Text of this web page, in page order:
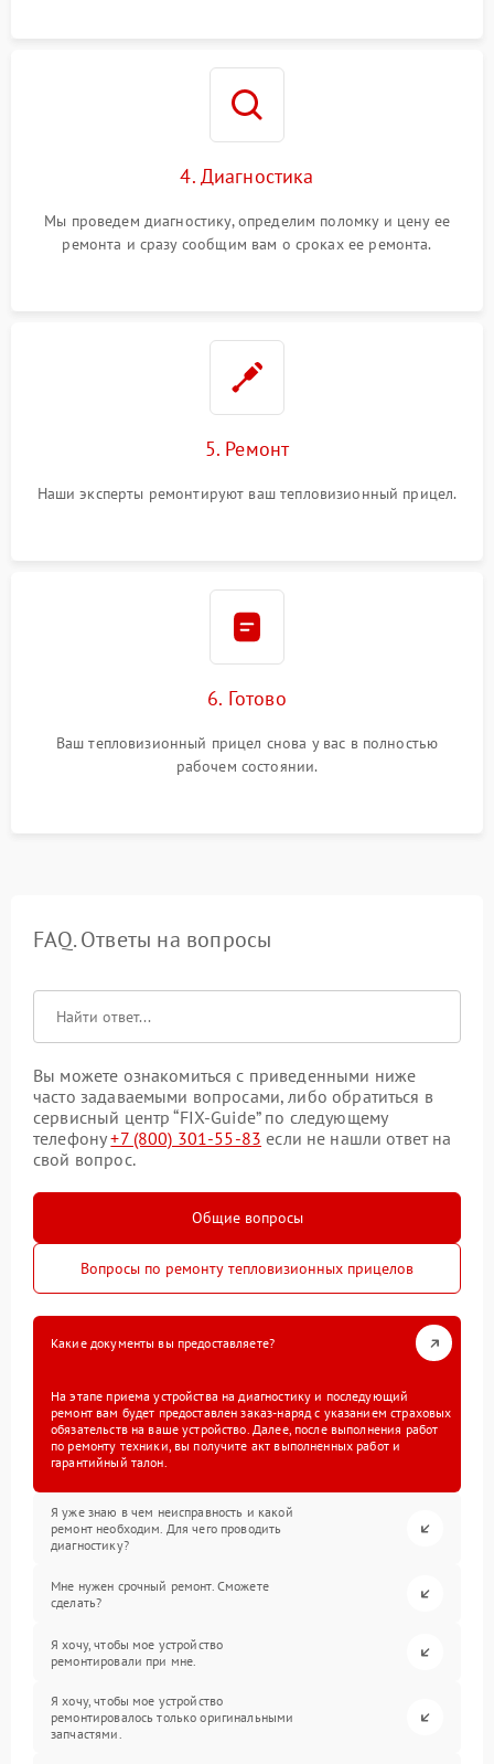
4. Диагностика
Мы проведем диагностику, определим поломку и цену ее
ремонта и сразу сообщим вам о сроках ее ремонта.
5. Ремонт
Наши эксперты ремонтируют ваш тепловизионный прицел.
6. Готово
Ваш тепловизионный прицел снова у вас в полностью
рабочем состоянии.
FAQ. Ответы на вопросы
Вы можете ознакомиться с приведенными ниже
часто задаваемыми вопросами, либо обратиться в
сервисный центр “FIX-Guide” по следующему
телефону+7 (800) 301-55-83 если не нашли ответ на
свой вопрос.
Общие вопросы
Вопросы по ремонту тепловизионных прицелов
Какие документы вы предоставляете?
На этапе приема устройства на диагностику и последующий
ремонт вам будет предоставлен заказ-наряд с указанием страховых
обязательств на ваше устройство. Далее, после выполнения работ
по ремонту техники, вы получите акт выполненных работ и
гарантийный талон.
Я уже знаю в чем неисправность и какой
ремонт необходим. Для чего проводить
диагностику?
Мне нужен срочный ремонт. Сможете
сделать?
Я хочу, чтобы мое устройство
ремонтировали при мне.
Я хочу, чтобы мое устройство
ремонтировалось только оригинальными
запчастями.